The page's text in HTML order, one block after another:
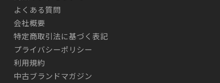
よくある質問
会社概要
特定商取引法に基づく表記
プライバシーポリシー
利用規約
中古ブランドマガジン